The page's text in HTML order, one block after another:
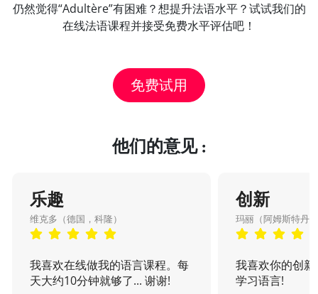
仍然觉得“Adultère”有困难？想提升法语水平？试试我们的
在线法语课程并接受免费水平评估吧！
免费试用
他们的意见 :
乐趣
维克多（德国，科隆）
我喜欢在线做我的语言课程。每
天大约10分钟就够了... 谢谢!
创新
玛丽（阿姆斯特丹
我喜欢你的创
学习语言!